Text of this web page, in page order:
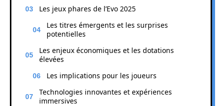
Les jeux phares de l’Evo 2025
Les titres émergents et les surprises
potentielles
Les enjeux économiques et les dotations
élevées
Les implications pour les joueurs
Technologies innovantes et expériences
immersives